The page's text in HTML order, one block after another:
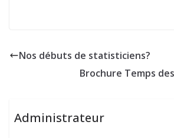
Nos débuts de statisticiens?
Brochure Temps
Administrateur